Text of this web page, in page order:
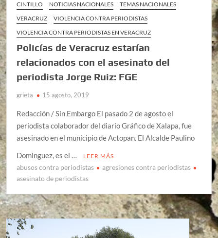
CINTILLO NOTICIAS NACIONALES
TEMAS NACIONALES
VERACRUZ
VIOLENCIA CONTRA PERIODISTAS
VIOLENCIA CONTRA PERIODISTAS EN VERACRUZ
Policías de Veracruz estarían
relacionados con el asesinato del
periodista Jorge Ruiz: FGE
grieta 15 agosto, 2019
Redacción / Sin Embargo El pasado 2 de agosto el
periodista colaborador del diario Gráfico de Xalapa, fue
asesinado en el municipio de Actopan. El Alcalde Paulino
Dominguez, es el …
LEER MÁS
abusos contra periodistas
agresiones contra periodistas
asesinato de periodistas